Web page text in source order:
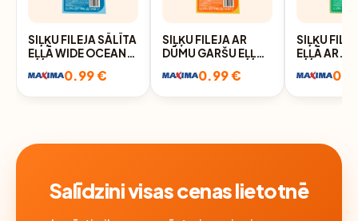
SIĻĶU FILEJA SĀLĪTA
EĻĻĀ WIDE OCEAN
0.99 €
SIĻĶU FILEJA AR
DŪMU GARŠU EĻĻĀ
0.99 €
SIĻĶU
EĻĻĀ AR
OCEAN
Salīdzini visas cenas lietotnē